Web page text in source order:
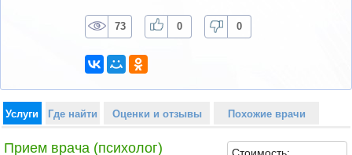
73 0 0
Услуги Где найти Оценки и отзывы Похожие врачи
Прием врача (психолог)